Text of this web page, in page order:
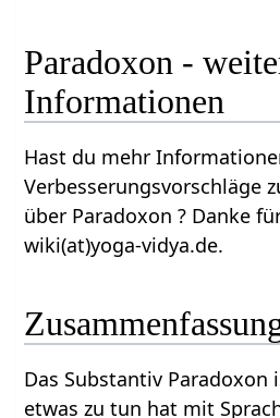
Paradoxon -
Informationen
Hast du mehr
Verbesserungsvorschläge
über Paradoxon ? Danke
wiki(at)yoga-vidya.de.
Das Substantiv Paradoxon
etwas zu tun hat mit